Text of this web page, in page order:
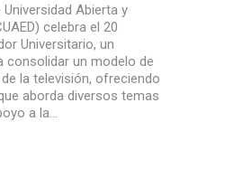
Abierta y
celebra el 20
Universitario, un
consolidar un modelo de
la televisión, ofreciendo
aborda diversos temas
a la…